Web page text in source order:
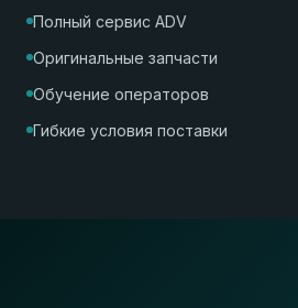
Полный сервис ADV
Оригинальные запчасти
Обучение операторов
Гибкие условия поставки